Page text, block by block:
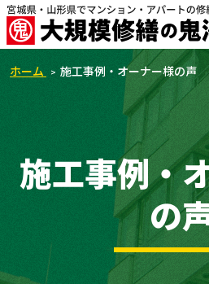
ホーム 施工事例・オーナー様の声
施工事例・
の